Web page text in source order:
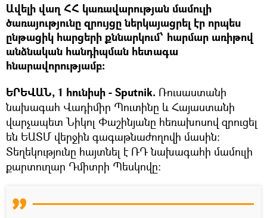
Ավելի վաղ ՀՀ կառավարության մամուլի
ծառայությունը զրույցը ներկայացրել էր որպես
ընթացիկ հարցերի քննարկում՝ հարմար առիթով
անձնական հանդիպման հետագա
հնարավորությամբ:
ԵՐԵՎԱՆ, 1 հունիսի - Sputnik. Ռուսաստանի
նախագահ Վադիմիր Պուտինը և Հայաստանի
վարչապետ Նիկոլ Փաշինյանը հեռախոսով զրուցել
են ԵԱՏՄ վերջին գագաթնաժողովի մասին:
Տեղեկությունը հայտնել է ՌԴ նախագահի մամուլի
քարտուղար Դմիտրի Պեսկովը: